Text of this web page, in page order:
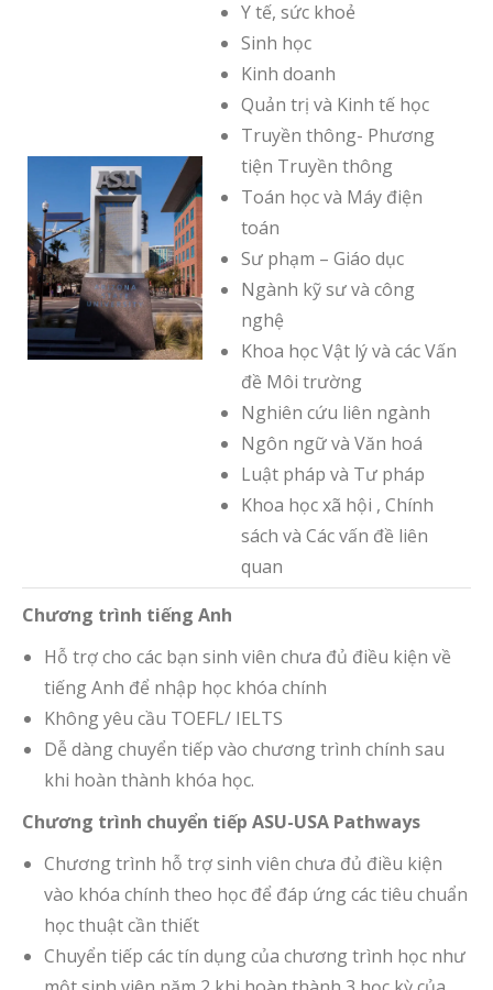
Y tế, sức khoẻ
Sinh học
Kinh doanh
Quản trị và Kinh tế học
Truyền thông- Phương
tiện Truyền thông
Toán học và Máy điện
toán
Sư phạm – Giáo dục
Ngành kỹ sư và công
nghệ
Khoa học Vật lý và các Vấn
đề Môi trường
Nghiên cứu liên ngành
Ngôn ngữ và Văn hoá
Luật pháp và Tư pháp
Khoa học xã hội , Chính
sách và Các vấn đề liên
quan
Chương trình tiếng Anh
Hỗ trợ cho các bạn sinh viên chưa đủ điều kiện về
tiếng Anh để nhập học khóa chính
Không yêu cầu TOEFL/ IELTS
Dễ dàng chuyển tiếp vào chương trình chính sau
khi hoàn thành khóa học.
Chương trình chuyển tiếp ASU-USA Pathways
Chương trình hỗ trợ sinh viên chưa đủ điều kiện
vào khóa chính theo học để đáp ứng các tiêu chuẩn
học thuật cần thiết
Chuyển tiếp các tín dụng của chương trình học như